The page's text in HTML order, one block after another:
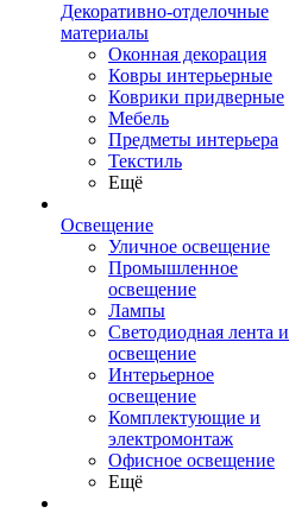
Декоративно-отделочные
материалы
Оконная декорация
Ковры интерьерные
Коврики придверные
Мебель
Предметы интерьера
Текстиль
Ещё
Освещение
Уличное освещение
Промышленное
освещение
Лампы
Светодиодная лента и
освещение
Интерьерное
освещение
Комплектующие и
электромонтаж
Офисное освещение
Ещё